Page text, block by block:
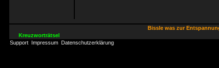
Bissle was zur
Kreuzworträtsel
Support Impressum Datenschutzerklärung